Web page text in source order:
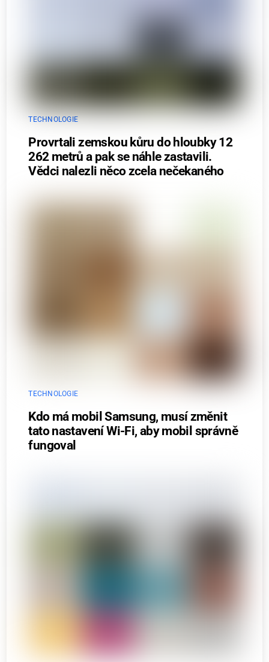
TECHNOLOGIE
Provrtali zemskou kůru do hloubky 12
262 metrů a pak se náhle zastavili.
Vědci nalezli něco zcela nečekaného
TECHNOLOGIE
Kdo má mobil Samsung, musí změnit
tato nastavení Wi-Fi, aby mobil správně
fungoval